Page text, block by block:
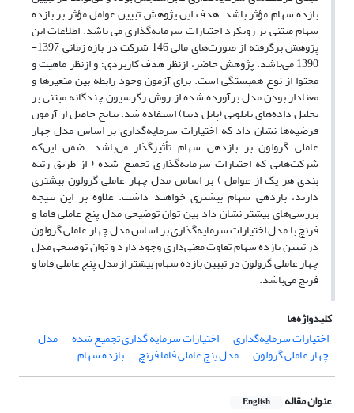
بازده سهام مؤثر باشد. هدف این پژوهش تبیین عوامل مؤثر بر بازده
سهام مبتنی بر رویکرد اختیارات سرمایه‌گذاری می باشد. اطلاعات این
پژوهش برگرفته از صورت‌های مالی 146 شرکت در بازه زمانی 1397-
1390 می‌باشد. پژوهش حاضر، ازنظر هدف کاربردی؛ و ازنظر ماهیت و
محتوا از نوع همبستگی است. برای آزمون وجود رابطه بین متغیرها و
معنادار بودن مدل برآورده شده از روش رگرسیون چندگانه مبتنی بر
تحلیل داده‌های تابلویی (پانل دیتا) استفاده شد. نتایج حاصل از آزمون
فرضیه‌ها نشان داد که اختیارات سرمایه‌گذاری بر اساس مدل چهار
عاملی گرولون بر بازدهی سهام تأثیرگذار می‌باشد. ضمن این‌که
شرکت‌هایی که اختیارات سرمایه‌گذاری تجمیع شده ( از طریق رتبه
بندی هر یک از عوامل ) بر اساس مدل چهار عاملی گرولون بیشتری
دارند، بازدهی سهام بیشتری خواهند داشت. علاوه بر این نتیجه
بررسی‌های بیشتر نشان داد بین توان توضیحی مدل پنج عاملی فاما و
فرنچ با مدل اختیارات سرمایه‌گذاری بر اساس مدل چهار عاملی گرولون
در تبیین بازده سهام تفاوت معنی‌داری وجود دارد و توان توضیحی مدل
چهار عاملی گرولون در تبیین بازده سهام بیشتر از مدل پنج عاملی فاما و
فرنچ می‌باشد.
کلیدواژه‌ها
اختیارات سرمایه‌گذاری
اختیارات سرمایه گذاری تجمیع شده مدل
چهار عاملی گرولون مدل پنج عاملی فاما فرنچ بازده سهام
عنوان مقاله English